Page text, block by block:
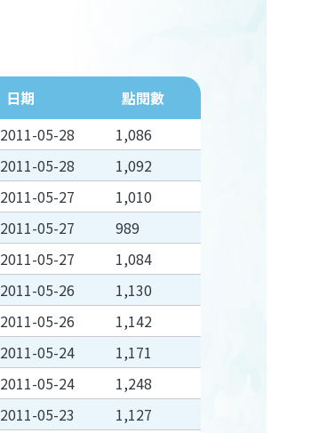
日期
點閱數
2011-05-28
1,086
2011-05-28
1,092
2011-05-27
1,010
2011-05-27
989
2011-05-27
1,084
2011-05-26
1,130
2011-05-26
1,142
2011-05-24
1,171
2011-05-24
1,248
2011-05-23
1,127